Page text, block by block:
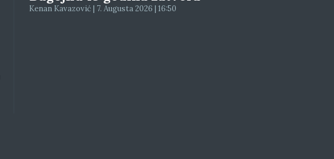
Kenan Kavazović | 7. Augusta 2026 | 16:50